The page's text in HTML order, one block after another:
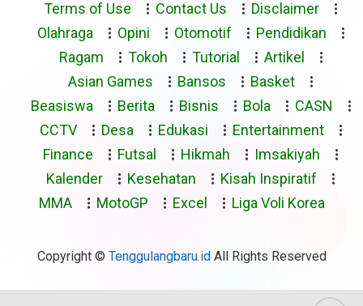
Terms of Use
Contact Us
Disclaimer
Olahraga
Opini Otomotif
Pendidikan
Ragam
Tokoh Tutorial
Artikel
Asian Games
Bansos
Basket
Beasiswa
Berita Bisnis Bola
CASN
CCTV
Desa Edukasi
Entertainment
Finance
Futsal Hikmah
Imsakiyah
Kalender
Kesehatan
Kisah Inspiratif
MMA
MotoGP Excel Liga Voli Korea
Copyright © Tenggulangbaru.idAll Rights Reserved